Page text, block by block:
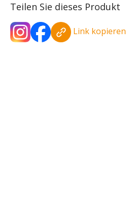
Teilen Sie dieses Produkt
Link kopieren